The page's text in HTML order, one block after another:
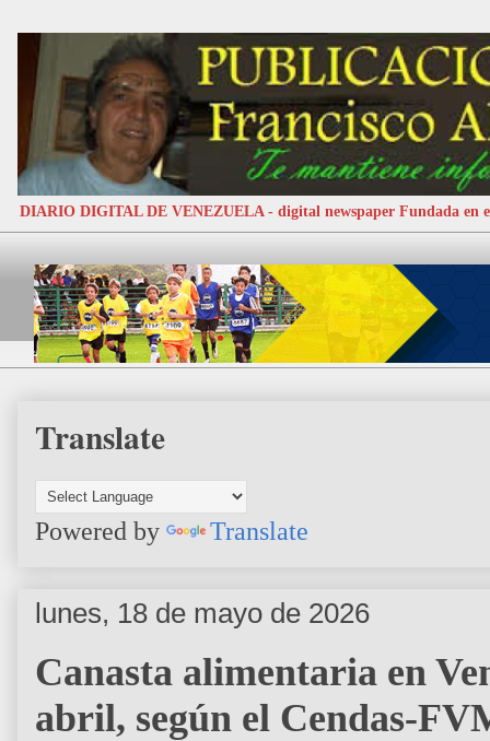
DIARIO DIGITAL DE VENEZUELA - digital newspaper Fundada en
Translate
Powered by Translate
lunes, 18 de mayo de 2026
Canasta alimentaria en
abril, según el Cendas-